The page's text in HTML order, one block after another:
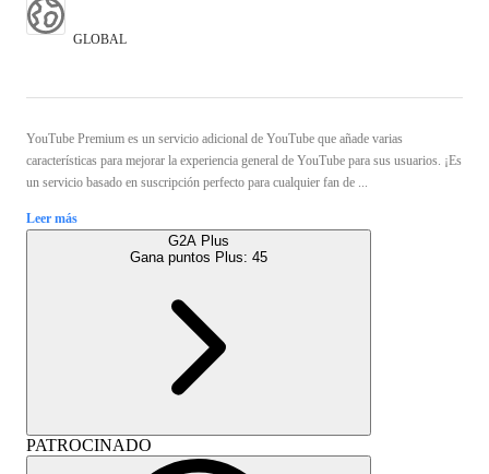
GLOBAL
YouTube Premium es un servicio adicional de YouTube que añade varias
características para mejorar la experiencia general de YouTube para sus usuarios. ¡Es
un servicio basado en suscripción perfecto para cualquier fan de ...
Leer más
G2A Plus
Gana puntos Plus: 45
PATROCINADO